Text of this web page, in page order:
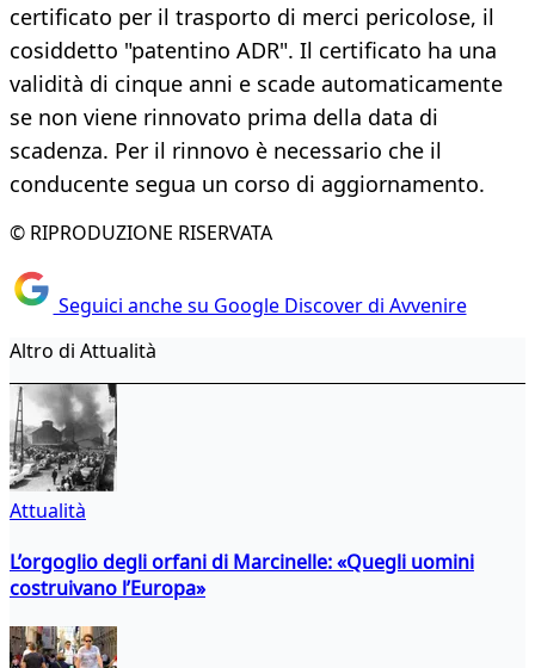
certificato per il trasporto di merci pericolose, il
cosiddetto "patentino ADR". Il certificato ha una
validità di cinque anni e scade automaticamente
se non viene rinnovato prima della data di
scadenza. Per il rinnovo è necessario che il
conducente segua un corso di aggiornamento.
© RIPRODUZIONE RISERVATA
Seguici anche su Google Discover di Avvenire
Altro di Attualità
Attualità
L’orgoglio degli orfani di Marcinelle: «Quegli uomini
costruivano l’Europa»